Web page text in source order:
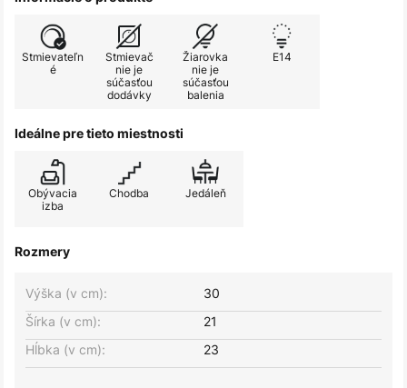
Stmievateľn
é
Stmievač
nie je
súčasťou
dodávky
Žiarovka
nie je
súčasťou
balenia
E14
Ideálne pre tieto miestnosti
Obývacia
izba
Chodba Jedáleň
Rozmery
Šírka (v cm): 21
Výška (v cm): 30
Hĺbka (v cm): 23